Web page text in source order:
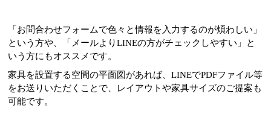
「お問合わせフォームで色々と情報を入力するのが煩わしい」
という方や、「メールよりLINEの方がチェックしやすい」と
いう方にもオススメです。
家具を設置する空間の平面図があれば、LINEでPDFファイル等
をお送りいただくことで、レイアウトや家具サイズのご提案も
可能です。